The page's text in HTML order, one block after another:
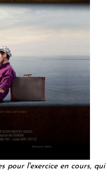
pour l'exercice en cours, qui